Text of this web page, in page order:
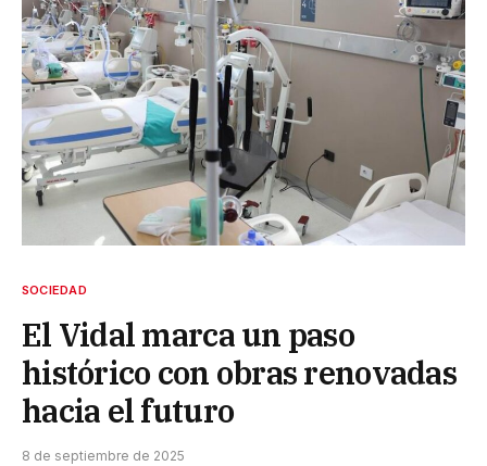
SOCIEDAD
El Vidal marca un paso
histórico con obras renovadas
hacia el futuro
8 de septiembre de 2025